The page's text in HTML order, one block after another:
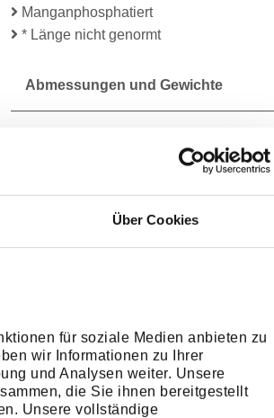
Über Cookies
für soziale Medien anbieten zu
wir Informationen zu Ihrer
und Analysen weiter. Unsere
die Sie ihnen bereitgestellt
Unsere vollständige
Manganphosphatiert
* Länge nicht genormt
Abmessungen und Gewichte